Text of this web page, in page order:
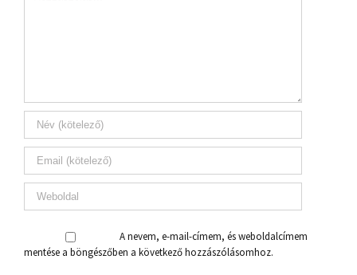
A nevem, e-mail-címem, és weboldalcímem
mentése a böngészőben a következő hozzászólásomhoz.